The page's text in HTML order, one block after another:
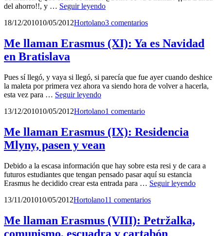
del ahorro!!, y … Seguir leyendoMe
Erasmus
Erasmus
Saving
Publicado
18/12/201010/05/2012por
Hortolano3 comentarios
Me llaman Erasmus (XI): Ya es Navidad
en Bratislava
Pues sí llegó, y vaya si llegó, si parecía que fue ayer cuando deshice
la maleta por primera vez ahora va siendo hora de volver a hacerla,
esta vez para … Seguir leyendoMe
Erasmus
Ya
es
Navidad
Bratislava
Publicado
13/12/201010/05/2012por
Hortolano1 comentario
Me llaman Erasmus (IX): Residencia
Mlyny, pasen y vean
Debido a la escasa información que hay sobre esta resi y de cara a
futuros estudiantes que tengan pensado pasar aquí su estancia
Erasmus he decidido crear esta entrada para … Seguir leyendoMe
Publicado
13/11/201010/05/2012por
Hortolano11 comentarios
Me llaman Erasmus (VIII): Petržalka,